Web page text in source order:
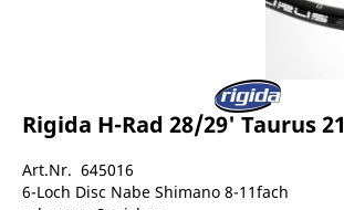
Rigida H-Rad 28/29' Taurus 21
Art.Nr. 645016
6-Loch Disc Nabe Shimano 8-11fach